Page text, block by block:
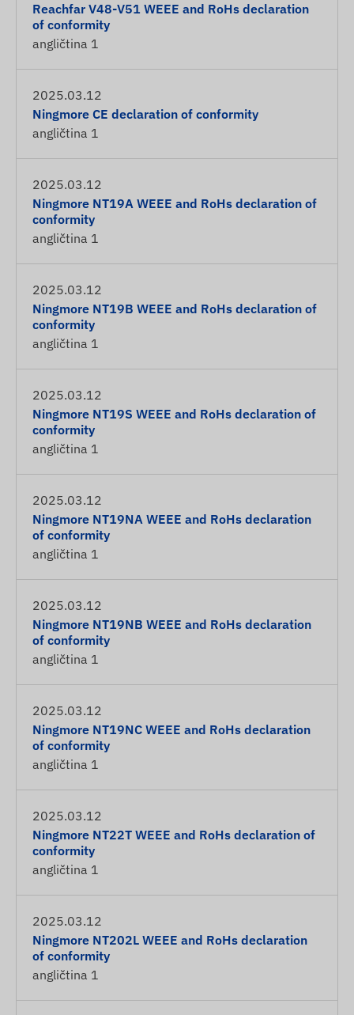
Reachfar V48-V51 WEEE and RoHs declaration
of conformity
angličtina 1
2025.03.12
Ningmore CE declaration of conformity
angličtina 1
2025.03.12
Ningmore NT19A WEEE and RoHs declaration of
conformity
angličtina 1
2025.03.12
Ningmore NT19B WEEE and RoHs declaration of
conformity
angličtina 1
2025.03.12
Ningmore NT19S WEEE and RoHs declaration of
conformity
angličtina 1
2025.03.12
Ningmore NT19NA WEEE and RoHs declaration
of conformity
angličtina 1
2025.03.12
Ningmore NT19NB WEEE and RoHs declaration
of conformity
angličtina 1
2025.03.12
Ningmore NT19NC WEEE and RoHs declaration
of conformity
angličtina 1
2025.03.12
Ningmore NT22T WEEE and RoHs declaration of
conformity
angličtina 1
2025.03.12
Ningmore NT202L WEEE and RoHs declaration
of conformity
angličtina 1